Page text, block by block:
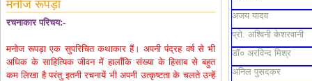
रचनाकार परिचय:-
मनोज रूपड़ा एक सुपरिचित कथाकार हैं। अपनी पंद्रह वर्ष से भी
अधिक के साहित्यिक जीवन में हालाँकि संख्या के हिसाब से बहुत
कम लिखा है परंतु इतनी रचनायें भी अपनी उत्कृष्टता के चलते उन्हें
अजय यादव
प्रो. अश्विनी केशरवानी
डॉ० अरविन्द मिश्र
अनिल पुसदकर